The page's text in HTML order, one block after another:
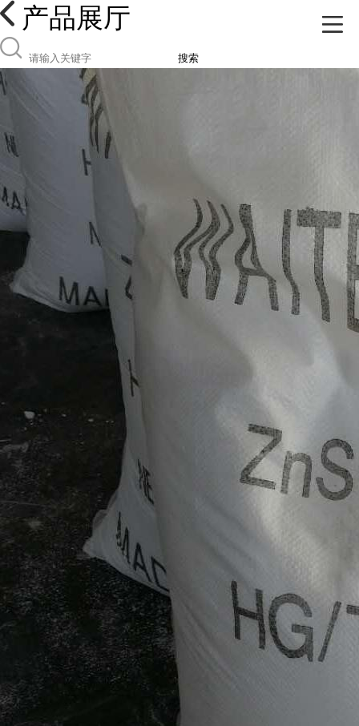
产品展厅
搜索